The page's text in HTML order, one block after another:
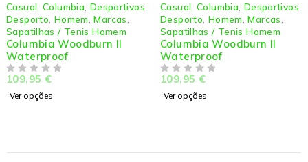
Casual Columbia Desportivos
Desporto Homem ,Marcas
Sapatilhas / Tenis Homem
Columbia Woodburn II
Waterproof
109,95 €
Ver opções
Casual Columbia Desportivos
Desporto Homem ,Marcas
Sapatilhas / Tenis Homem
Columbia Woodburn II
Waterproof
109,95 €
Ver opções